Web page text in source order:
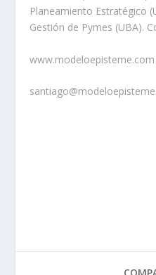
Planeamiento Estratégico
Gestión de Pymes (UBA).
www.modeloepisteme.com